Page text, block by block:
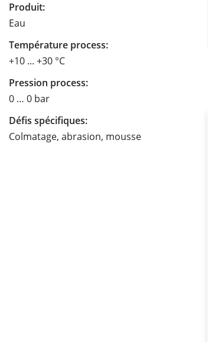
Produit:
Eau
Température process:
+10 ... +30 °C
Pression process:
0 … 0 bar
Défis spécifiques:
Colmatage, abrasion, mousse